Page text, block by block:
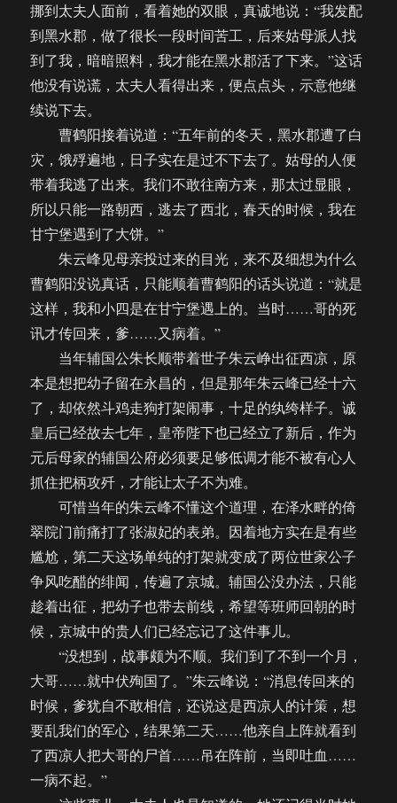
挪到太夫人面前，看着她的双眼，真诚地说：“我发配
到黑水郡，做了很长一段时间苦工，后来姑母派人找
到了我，暗暗照料，我才能在黑水郡活了下来。”这话
他没有说谎，太夫人看得出来，便点点头，示意他继
续说下去。
曹鹤阳接着说道：“五年前的冬天，黑水郡遭了白
灾，饿殍遍地，日子实在是过不下去了。姑母的人便
带着我逃了出来。我们不敢往南方来，那太过显眼，
所以只能一路朝西，逃去了西北，春天的时候，我在
甘宁堡遇到了大饼。”
朱云峰见母亲投过来的目光，来不及细想为什么
曹鹤阳没说真话，只能顺着曹鹤阳的话头说道：“就是
这样，我和小四是在甘宁堡遇上的。当时……哥的死
讯才传回来，爹……又病着。”
当年辅国公朱长顺带着世子朱云峥出征西凉，原
本是想把幼子留在永昌的，但是那年朱云峰已经十六
了，却依然斗鸡走狗打架闹事，十足的纨绔样子。诚
皇后已经故去七年，皇帝陛下也已经立了新后，作为
元后母家的辅国公府必须要足够低调才能不被有心人
抓住把柄攻歼，才能让太子不为难。
可惜当年的朱云峰不懂这个道理，在泽水畔的倚
翠院门前痛打了张淑妃的表弟。因着地方实在是有些
尴尬，第二天这场单纯的打架就变成了两位世家公子
争风吃醋的绯闻，传遍了京城。辅国公没办法，只能
趁着出征，把幼子也带去前线，希望等班师回朝的时
候，京城中的贵人们已经忘记了这件事儿。
“没想到，战事颇为不顺。我们到了不到一个月，
大哥……就中伏殉国了。”朱云峰说：“消息传回来的
时候，爹犹自不敢相信，还说这是西凉人的计策，想
要乱我们的军心，结果第二天……他亲自上阵就看到
了西凉人把大哥的尸首……吊在阵前，当即吐血……
一病不起。”